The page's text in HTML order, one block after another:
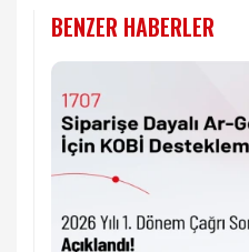
BENZER HABERLER